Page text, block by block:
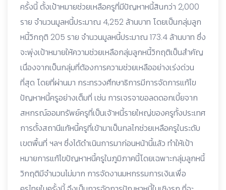
ครั้งนี้ ตั้งเป้าหมายช่วยเหลือครูที่มีปัญหาหนี้สินกว่า 2,000
ราย จำนวนมูลหนี้ประมาณ 4,252 ล้านบาท โดยเป็นกลุ่มลูก
หนี้วิกฤติ 205 ราย จำนวนมูลหนี้ประมาณ 173.4 ล้านบาท ซึ่ง
จะพุ่งเป้าหมายให้ความช่วยเหลือกลุ่มลูกหนี้วิกฤติเป็นสำคัญ
เนื่องจากเป็นกลุ่มที่ต้องการความช่วยเหลืออย่างเร่งด่วน
ที่สุด โดยที่ผ่านมา กระทรวงศึกษาธิการมีการจัดการแก้ไข
ปัญหาหนี้ครูอย่างเต็มที่ เช่น การเจรจาขอลดดอกเบี้ยจาก
สหกรณ์ออมทรัพย์ครูที่เป็นเจ้าหนี้รายใหญ่ของครูทั้งประเทศ
การตั้งสถานีแก้หนี้ครูที่เข้ามาเป็นกลไกช่วยเหลือครูในระดับ
เขตพื้นที่ ฯลฯ ซึ่งได้ดำเนินการมาก่อนหน้านี้แล้ว ทำให้เป้า
หมายการแก้ไขปัญหาหนี้ครูในภูมิภาคนี้โดยเฉพาะกลุ่มลูกหนี้
วิกฤติมีจำนวนไม่มาก การจัดงานมหกรรมการเงินเพื่อ